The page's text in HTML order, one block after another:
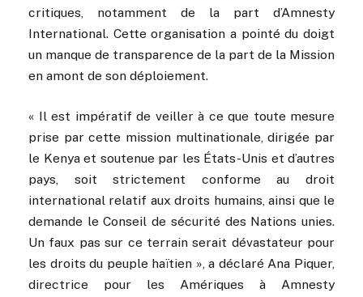
critiques, notamment de la part d’Amnesty
International. Cette organisation a pointé du doigt
un manque de transparence de la part de la Mission
en amont de son déploiement.
« Il est impératif de veiller à ce que toute mesure
prise par cette mission multinationale, dirigée par
le Kenya et soutenue par les États-Unis et d’autres
pays, soit strictement conforme au droit
international relatif aux droits humains, ainsi que le
demande le Conseil de sécurité des Nations unies.
Un faux pas sur ce terrain serait dévastateur pour
les droits du peuple haïtien », a déclaré Ana Piquer,
directrice pour les Amériques à Amnesty